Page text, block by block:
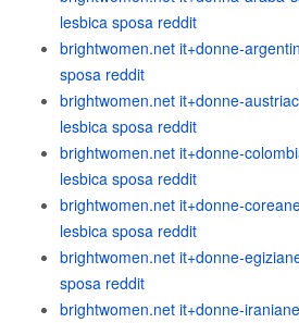
lesbica sposa reddit
brightwomen.net it+donne-
sposa reddit
brightwomen.net it+donne-
lesbica sposa reddit
brightwomen.net it+donne-
lesbica sposa reddit
brightwomen.net it+donne-
lesbica sposa reddit
brightwomen.net it+donne-
sposa reddit
brightwomen.net it+donne-